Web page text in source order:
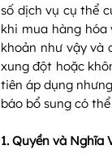
số dịch vụ cụ thể
khi mua hàng hóa
khoản như vậy và
xung đột hoặc
tiên áp dụng
báo bổ sung có
1. Quyền và Nghĩa